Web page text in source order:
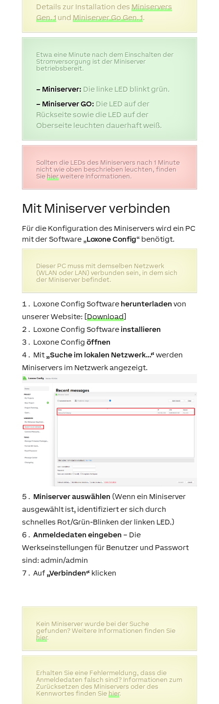
Details zur Installation desMiniservers
Gen. 1und Miniserver Go Gen. 1.
Etwa eine Minute nach dem Einschalten der
Stromversorgung ist der Miniserver
betriebsbereit.
– Miniserver: Die linke LED blinkt grün.
– Miniserver GO: Die LED auf der
Rückseite sowie die LED auf der
Oberseite leuchten dauerhaft weiß.
Sollten die LEDs des Miniservers nach 1 Minute
nicht wie oben beschrieben leuchten, finden
Sie hierweitere Informationen.
Mit Miniserver verbinden
Für die Konfiguration des Miniservers wird ein PC
mit der Software „Loxone Config“ benötigt.
Dieser PC muss mit demselben Netzwerk
(WLAN oder LAN) verbunden sein, in dem sich
der Miniserver befindet.
Loxone Config Software herunterladen von
unserer Website: [Download]
Loxone Config Softwareinstallieren
Loxone Config öffnen
Mit „Suche im lokalen Netzwerk…“ werden
Miniservers im Netzwerk angezeigt.
Miniserver auswählen (Wenn ein Miniserver
ausgewählt ist, identifiziert er sich durch
schnelles Rot/Grün-Blinken der linken LED.)
Anmeldedaten eingeben – Die
Werkseinstellungen für Benutzer und Passwort
sind: admin/admin
Auf„Verbinden“ klicken
Kein Miniserver wurde bei der Suche
gefunden? Weitere Informationen finden Sie
hier.
Erhalten Sie eine Fehlermeldung, dass die
Anmeldedaten falsch sind? Informationen zum
Zurücksetzen des Miniservers oder des
Kennwortes finden Sie hier.